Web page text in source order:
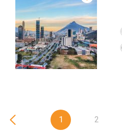
1 2